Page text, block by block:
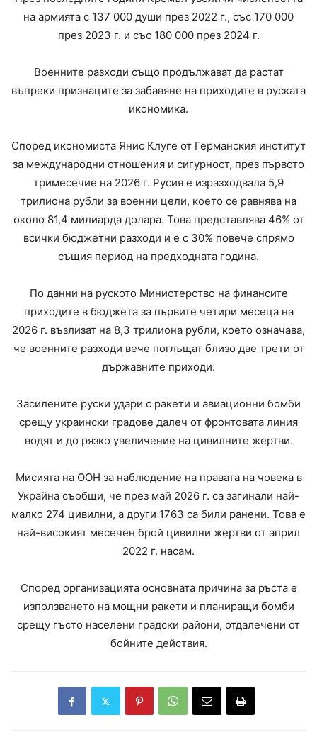
на армията с 137 000 души през 2022 г., със 170 000
през 2023 г. и със 180 000 през 2024 г.
Военните разходи също продължават да растат
въпреки признаците за забавяне на приходите в руската
икономика.
Според икономиста Янис Клуге от Германския институт
за международни отношения и сигурност, през първото
тримесечие на 2026 г. Русия е изразходвала 5,9
трилиона рубли за военни цели, което се равнява на
около 81,4 милиарда долара. Това представлява 46% от
всички бюджетни разходи и е с 30% повече спрямо
същия период на предходната година.
По данни на руското Министерство на финансите
приходите в бюджета за първите четири месеца на
2026 г. възлизат на 8,3 трилиона рубли, което означава,
че военните разходи вече поглъщат близо две трети от
държавните приходи.
Засилените руски удари с ракети и авиационни бомби
срещу украински градове далеч от фронтовата линия
водят и до рязко увеличение на цивилните жертви.
Мисията на ООН за наблюдение на правата на човека в
Украйна съобщи, че през май 2026 г. са загинали най-
малко 274 цивилни, а други 1763 са били ранени. Това е
най-високият месечен брой цивилни жертви от април
2022 г. насам.
Според организацията основната причина за ръста е
използването на мощни ракети и планиращи бомби
срещу гъсто населени градски райони, отдалечени от
бойните действия.